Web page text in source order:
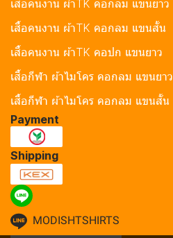
เสื้อคนงาน ผ้าTK คอกลม แขนยาว
เสื้อคนงาน ผ้าTK คอกลม แขนสั้น
เสื้อคนงาน ผ้าTK คอปก แขนยาว
เสื้อกีฬา ผ้าไมโคร คอกลม แขนยาว
เสื้อกีฬา ผ้าไมโคร คอกลม แขนสั้น
Payment
Shipping
MODISHTSHIRTS